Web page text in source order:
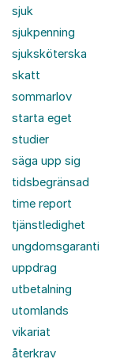
sjuk
sjukpenning
sjuksköterska
skatt
sommarlov
starta eget
studier
säga upp sig
tidsbegränsad
time report
tjänstledighet
ungdomsgaranti
uppdrag
utbetalning
utomlands
vikariat
återkrav